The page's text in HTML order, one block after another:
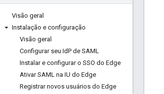
Visão geral
Instalação e configuração
Visão geral
Configurar seu IdP de SAML
Instalar e configurar o SSO do Edge
Ativar SAML na IU do Edge
Registrar novos usuários do Edge